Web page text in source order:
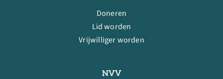
Doneren
Lid worden
Vrijwilliger worden
NVV